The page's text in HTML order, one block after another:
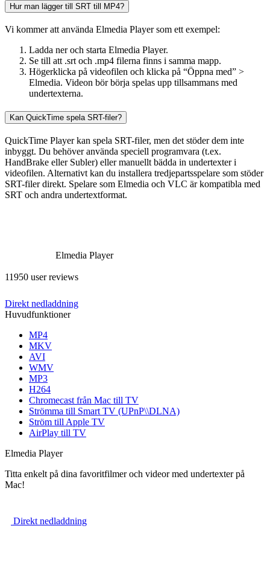
Hur man lägger till SRT till MP4?
Vi kommer att använda Elmedia Player som ett exempel:
Ladda ner och starta Elmedia Player.
Se till att .srt och .mp4 filerna finns i samma mapp.
Högerklicka på videofilen och klicka på “Öppna med” >
Elmedia. Videon bör börja spelas upp tillsammans med
undertexterna.
Kan QuickTime spela SRT-filer?
QuickTime Player kan spela SRT-filer, men det stöder dem inte
inbyggt. Du behöver använda speciell programvara (t.ex.
HandBrake eller Subler) eller manuellt bädda in undertexter i
videofilen. Alternativt kan du installera tredjepartsspelare som stöder
SRT-filer direkt. Spelare som Elmedia och VLC är kompatibla med
SRT och andra undertextformat.
Elmedia Player
11950 user reviews
Direkt nedladdning
Huvudfunktioner
MP4
MKV
AVI
WMV
MP3
H264
Chromecast från Mac till TV
Strömma till Smart TV (UPnP\\DLNA)
Ström till Apple TV
AirPlay till TV
Elmedia Player
Titta enkelt på dina favoritfilmer och videor med undertexter på
Mac!
Direkt nedladdning